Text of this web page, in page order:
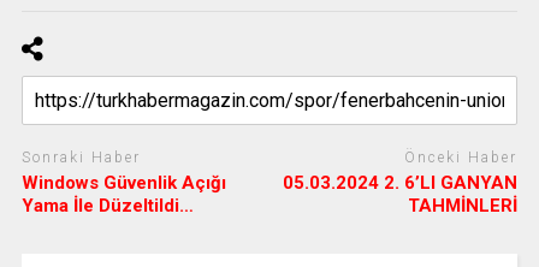
Sonraki Haber
Windows Güvenlik Açığı
Yama İle Düzeltildi…
Önceki Haber
05.03.2024 2. 6’LI GANYAN
TAHMİNLERİ